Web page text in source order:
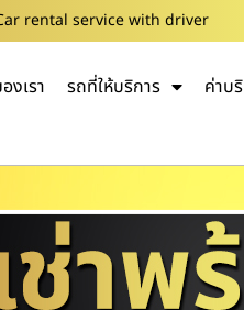
rental service with driver
งเรา รถที่ให้บริการ ค่าบ